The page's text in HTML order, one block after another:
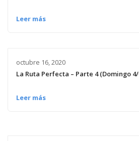
Leer más
octubre 16, 2020
La Ruta Perfecta – Parte 4 (Domingo
Leer más